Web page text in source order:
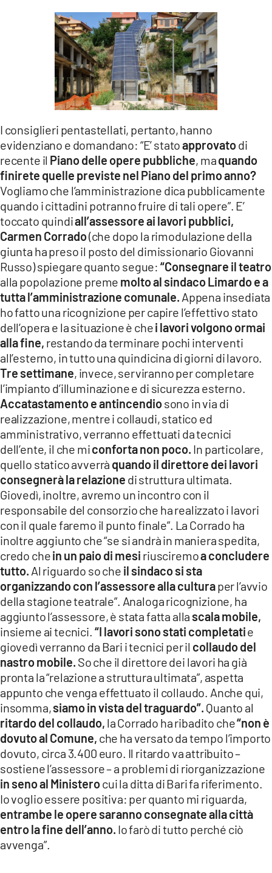
I consiglieri pentastellati, pertanto, hanno
evidenziano e domandano: “E’ statoapprovatodi
recente il Piano delle opere pubbliche, maquando
finirete quelle previste nel Piano del primo anno?
Vogliamo che l’amministrazione dica pubblicamente
quando i cittadini potranno fruire di tali opere”. E’
toccato quindiall’assessore ai lavori pubblici,
Carmen Corrado(che dopo la rimodulazione della
giunta ha preso il posto del dimissionario Giovanni
Russo) spiegare quanto segue: “Consegnare il teatro
alla popolazione preme molto al sindaco Limardo e a
tutta l’amministrazione comunale. Appena insediata
ho fatto una ricognizione per capire l’effettivo stato
dell’opera e la situazione è chei lavori volgono ormai
alla fine, restando da terminare pochi interventi
all’esterno, in tutto una quindicina di giorni di lavoro.
Tre settimane, invece, serviranno per completare
l’impianto d’illuminazione e di sicurezza esterno.
Accatastamento e antincendiosono in via di
realizzazione, mentre i collaudi, statico ed
amministrativo, verranno effettuati da tecnici
dell’ente, il che miconforta non poco. In particolare,
quello statico avverrà quando il direttore dei lavori
consegnerà la relazione di struttura ultimata.
Giovedì, inoltre, avremo un incontro con il
responsabile del consorzio che ha realizzato i lavori
con il quale faremo il punto finale”. La Corrado ha
inoltre aggiunto che “se si andrà in maniera spedita,
credo chein un paio di mesi riusciremoa concludere
tutto. Al riguardo so che il sindaco si sta
organizzando con l’assessore alla culturaper l’avvio
della stagione teatrale”. Analoga ricognizione, ha
aggiunto l’assessore, è stata fatta alla scala mobile,
insieme ai tecnici. “I lavori sono stati completatie
giovedì verranno da Bari i tecnici per il collaudo del
nastro mobile. So che il direttore dei lavori ha già
pronta la “relazione a struttura ultimata”, aspetta
appunto che venga effettuato il collaudo. Anche qui,
insomma,siamo in vista del traguardo”. Quanto al
ritardo del collaudo, la Corrado ha ribadito che“non è
dovuto al Comune, che ha versato da tempo l’importo
dovuto, circa 3.400 euro. Il ritardo va attribuito –
sostiene l’assessore – a problemi di riorganizzazione
in seno al Ministerocui la ditta di Bari fa riferimento.
Io voglio essere positiva: per quanto mi riguarda,
entrambe le opere saranno consegnate alla città
entro la fine dell’anno. Io farò di tutto perché ciò
avvenga”.